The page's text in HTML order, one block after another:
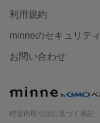
利用規約
minneのセキュリティ
お問い合わせ
特定商取引法に基づく表記